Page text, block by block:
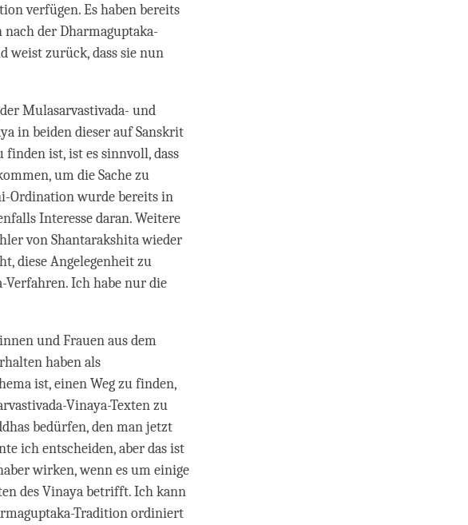
verfügen. Es haben bereits
der Dharmaguptaka-
weist zurück, dass sie nun
Mulasarvastivada- und
in beiden dieser auf Sanskrit
ist, ist es sinnvoll, dass
um die Sache zu
Ordination wurde bereits in
Interesse daran. Weitere
von Shantarakshita wieder
diese Angelegenheit zu
Ich habe nur die
und Frauen aus dem
haben als
ist, einen Weg zu finden,
Vinaya-Texten zu
bedürfen, den man jetzt
ich entscheiden, aber das ist
wirken, wenn es um einige
des Vinaya betrifft. Ich kann
Tradition ordiniert